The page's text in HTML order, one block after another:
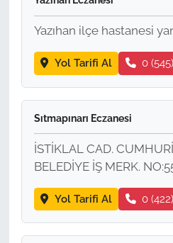
Yazıhan ilçe hastanesi
Yol Tarifi Al 0
Sıtmapınarı Eczanesi
İSTİKLAL CAD.
BELEDİYE İŞ MERK.
Yol Tarifi Al 0